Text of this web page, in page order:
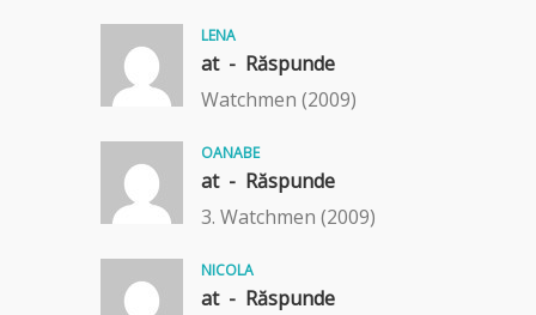
LENA
at - Răspunde
Watchmen (2009)
OANABE
at - Răspunde
3. Watchmen (2009)
NICOLA
at - Răspunde